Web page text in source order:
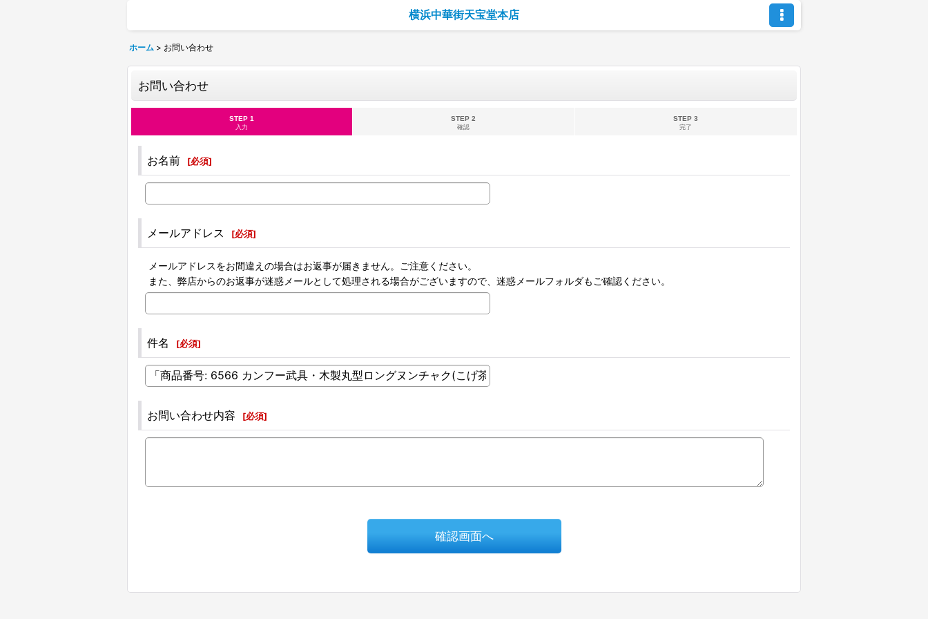
横浜中華街天宝堂本店
ホーム > お問い合わせ
お問い合わせ
STEP 1
入力
STEP 2
確認
STEP 3
完了
お名前 [必須]
メールアドレス [必須]
メールアドレスをお間違えの場合はお返事が届きません。ご注意ください。
また、弊店からのお返事が迷惑メールとして処理される場合がございますので、迷惑メールフォルダもご確認ください。
件名 [必須]
お問い合わせ内容 [必須]
確認画面へ